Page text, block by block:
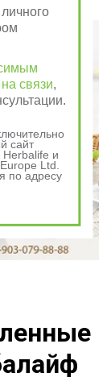
связи,
сайт
и
Ltd.
по адресу